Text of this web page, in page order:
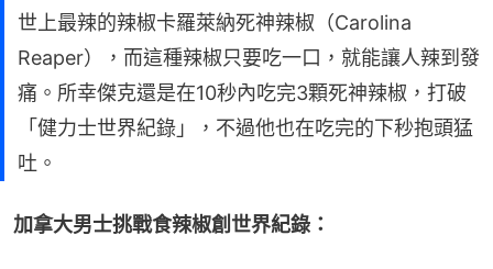
世上最辣的辣椒卡羅萊納死神辣椒（Carolina
Reaper），而這種辣椒只要吃一口，就能讓人辣到發
痛。所幸傑克還是在10秒內吃完3顆死神辣椒，打破
「健力士世界紀錄」，不過他也在吃完的下秒抱頭猛
吐。
加拿大男士挑戰食辣椒創世界紀錄：